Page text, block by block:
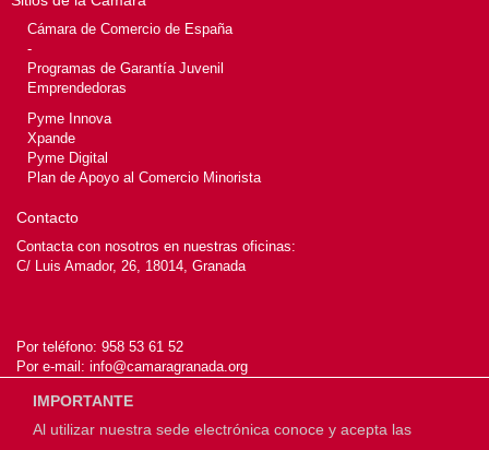
Cámara de Comercio de España
-
Programas de Garantía Juvenil
Emprendedoras
Pyme Innova
Xpande
Pyme Digital
Plan de Apoyo al Comercio Minorista
Contacto
Contacta con nosotros en nuestras oficinas:
C/ Luis Amador, 26, 18014, Granada
Por teléfono: 958 53 61 52
Por e-mail: info@camaragranada.org
© 2026Cámara de Granada
IMPORTANTE
Al utilizar nuestra sede electrónica conoce y acepta las